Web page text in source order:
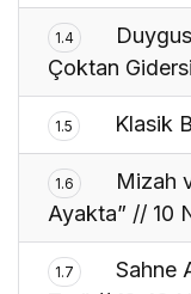
1.4
Çoktan
1.5 Klasik
1.6
Mizah
Ayakta” // 10
1.7
Sahne